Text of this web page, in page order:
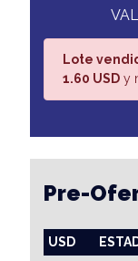
Lote
1.60 USD y
Pre-
USD